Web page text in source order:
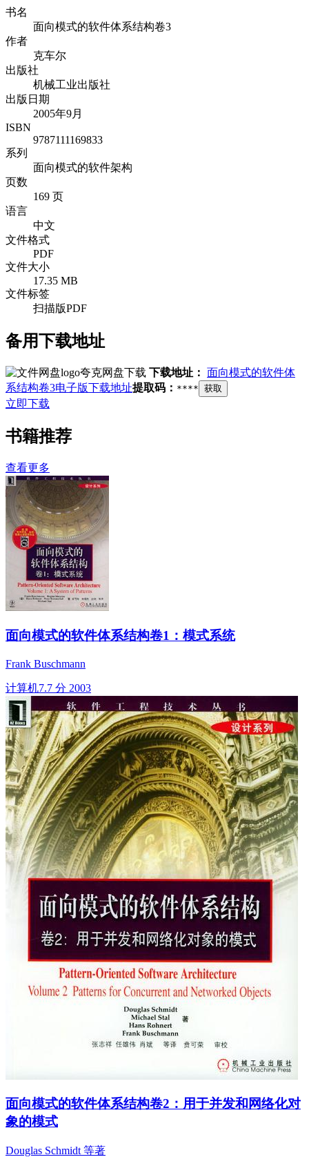
书名
面向模式的软件体系结构卷3
作者
克车尔
出版社
机械工业出版社
出版日期
2005年9月
ISBN
9787111169833
系列
面向模式的软件架构
页数
169 页
语言
中文
文件格式
PDF
文件大小
17.35 MB
文件标签
扫描版PDF
备用下载地址
夸克网盘下载 下载地址： 面向模式的软件体
系结构卷3电子版下载地址提取码： **** 获取
立即下载
书籍推荐
查看更多
面向模式的软件体系结构卷1：模式系统
Frank Buschmann
计算机7.7 分 2003
面向模式的软件体系结构卷2：用于并发和网络化对
象的模式
Douglas Schmidt 等著